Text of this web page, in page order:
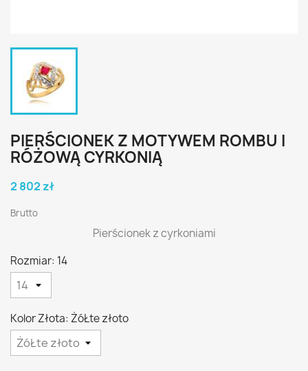
PIERŚCIONEK Z MOTYWEM ROMBU I
RÓŻOWĄ CYRKONIĄ
2 802 zł
Brutto
Pierścionek z cyrkoniami
Rozmiar: 14
Kolor Złota: ŻóŁte złoto